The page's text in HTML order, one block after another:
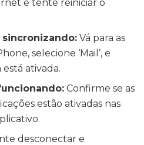
e tente reiniciar o
Vá para as
selecione ‘Mail’, e
ativada.
Confirme se as
estão ativadas nas
desconectar e